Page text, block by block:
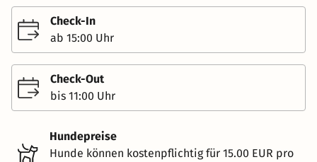
Check-In
ab 15:00 Uhr
Check-Out
bis 11:00 Uhr
Hundepreise
Hunde können kostenpflichtig für 15.00 EUR pro